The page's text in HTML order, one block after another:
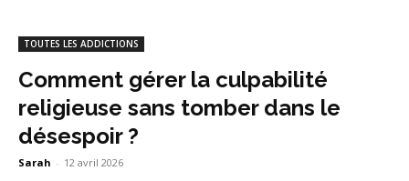
TOUTES LES ADDICTIONS
Comment gérer la culpabilité
religieuse sans tomber dans le
désespoir ?
Sarah - 12 avril 2026